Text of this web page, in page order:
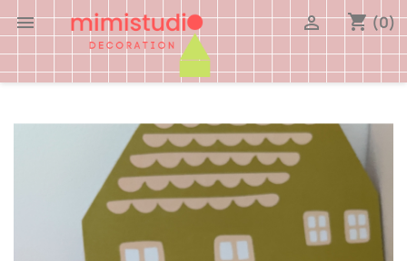
 shopping_cart(0)
